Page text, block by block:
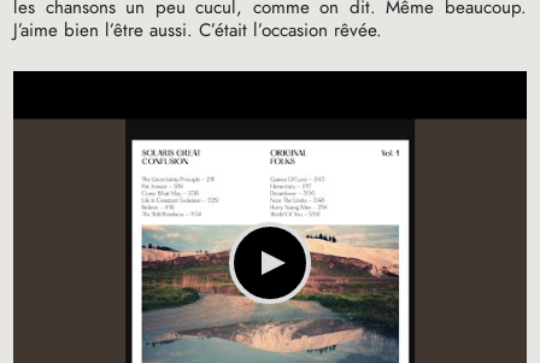
les chansons un peu cucul, comme on dit. Même beaucoup.
J’aime bien l’être aussi. C’était l’occasion rêvée.